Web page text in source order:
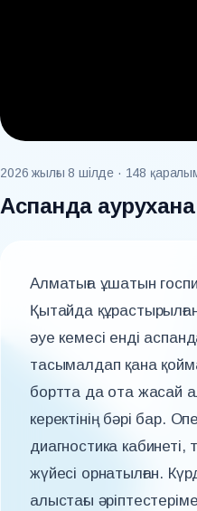
2026 жылғы 8 шілде · 148
Аспанда
Алматыға ұшатын
Қытайда
әуе кемесі енді
тасымалдап қана
бортта да ота жасай
керектінің бәрі бар.
диагностика кабинеті,
жүйесі орнатылған.
алыстағы